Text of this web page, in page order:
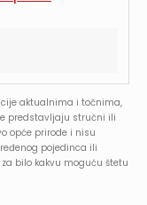
aktualnima i točnima,
predstavljaju stručni ili
opće prirode i nisu
pojedinca ili
bilo kakvu moguću štetu